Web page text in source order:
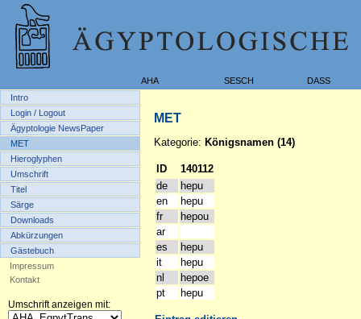
AHA SESCH
DASS
Intro
Login / Logout
Ägyptologie NewsPaper
MET
Hieroglyphen
Umschrift
Titel
Särge
Downloads
Abkürzungen
Gästebuch
Impressum
Kontakt
Umschrift anzeigen mit:
MET
Kategorie: Königsnamen (14)
ID
140112
de
hepu
en
hepu
fr
hepou
ar
es
hepu
it
hepu
nl
hepoe
pt
hepu